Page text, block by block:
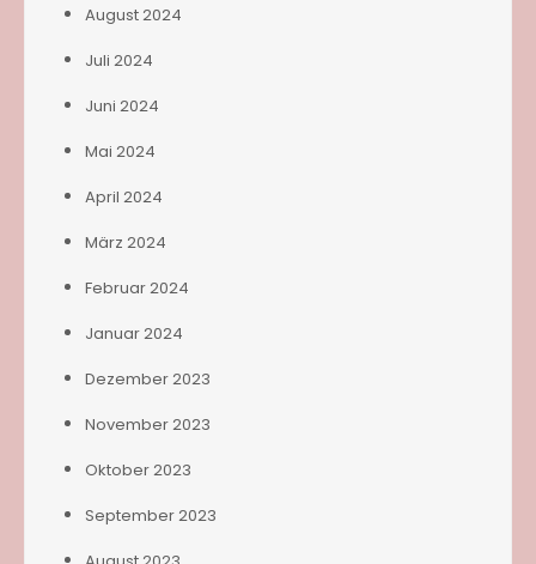
August 2024
Juli 2024
Juni 2024
Mai 2024
April 2024
März 2024
Februar 2024
Januar 2024
Dezember 2023
November 2023
Oktober 2023
September 2023